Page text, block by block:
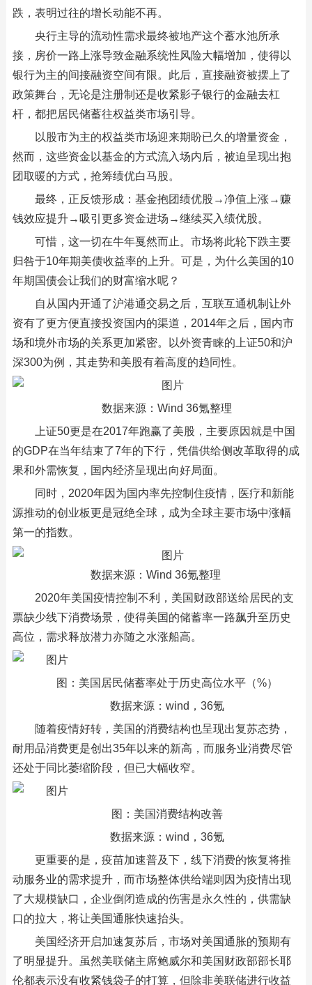
跌，表明过往的增长动能不再。
央行主导的流动性需求最终被地产这个蓄水池所承
接，房价一路上涨导致金融系统性风险大幅增加，使得以
银行为主的间接融资空间有限。此后，直接融资被摆上了
政策舞台，无论是注册制还是收紧影子银行的金融去杠
杆，都把居民储蓄往权益类市场引导。
以股市为主的权益类市场迎来期盼已久的增量资金，
然而，这些资金以基金的方式流入场内后，被迫呈现出抱
团取暖的方式，抢筹绩优白马股。
最终，正反馈形成：基金抱团绩优股→净值上涨→赚
钱效应提升→吸引更多资金进场→继续买入绩优股。
可惜，这一切在牛年戛然而止。市场将此轮下跌主要
归咎于10年期美债收益率的上升。可是，为什么美国的10
年期国债会让我们的财富缩水呢？
自从国内开通了沪港通交易之后，互联互通机制让外
资有了更方便直接投资国内的渠道，2014年之后，国内市
场和境外市场的关系更加紧密。以外资青睐的上证50和沪
深300为例，其走势和美股有着高度的趋同性。
数据来源：Wind 36氪整理
上证50更是在2017年跑赢了美股，主要原因就是中国
的GDP在当年结束了7年的下行，凭借供给侧改革取得的成
果和外需恢复，国内经济呈现出向好局面。
同时，2020年因为国内率先控制住疫情，医疗和新能
源推动的创业板更是冠绝全球，成为全球主要市场中涨幅
第一的指数。
数据来源：Wind 36氪整理
2020年美国疫情控制不利，美国财政部送给居民的支
票缺少线下消费场景，使得美国的储蓄率一路飙升至历史
高位，需求释放潜力亦随之水涨船高。
图：美国居民储蓄率处于历史高位水平（%）
数据来源：wind，36氪
随着疫情好转，美国的消费结构也呈现出复苏态势，
耐用品消费更是创出35年以来的新高，而服务业消费尽管
还处于同比萎缩阶段，但已大幅收窄。
图：美国消费结构改善
数据来源：wind，36氪
更重要的是，疫苗加速普及下，线下消费的恢复将推
动服务业的需求提升，而市场整体供给端则因为疫情出现
了大规模缺口，企业倒闭造成的伤害是永久性的，供需缺
口的拉大，将让美国通胀快速抬头。
美国经济开启加速复苏后，市场对美国通胀的预期有
了明显提升。虽然美联储主席鲍威尔和美国财政部部长耶
伦都表示没有收紧钱袋子的打算，但除非美联储进行收益